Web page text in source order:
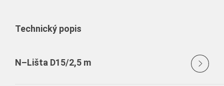
Technický popis
N–Lišta D15/2,5 m